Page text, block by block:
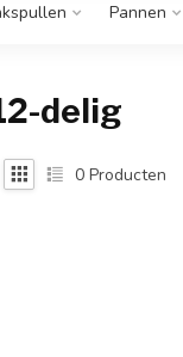
Pannen
delig
0 Producten